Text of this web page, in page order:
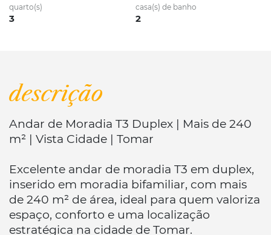
quarto(s)
3
casa(s) de banho
2
descrição
Andar de Moradia T3 Duplex | Mais de 240
m² | Vista Cidade | Tomar
Excelente andar de moradia T3 em duplex,
inserido em moradia bifamiliar, com mais
de 240 m² de área, ideal para quem valoriza
espaço, conforto e uma localização
estratégica na cidade de Tomar.